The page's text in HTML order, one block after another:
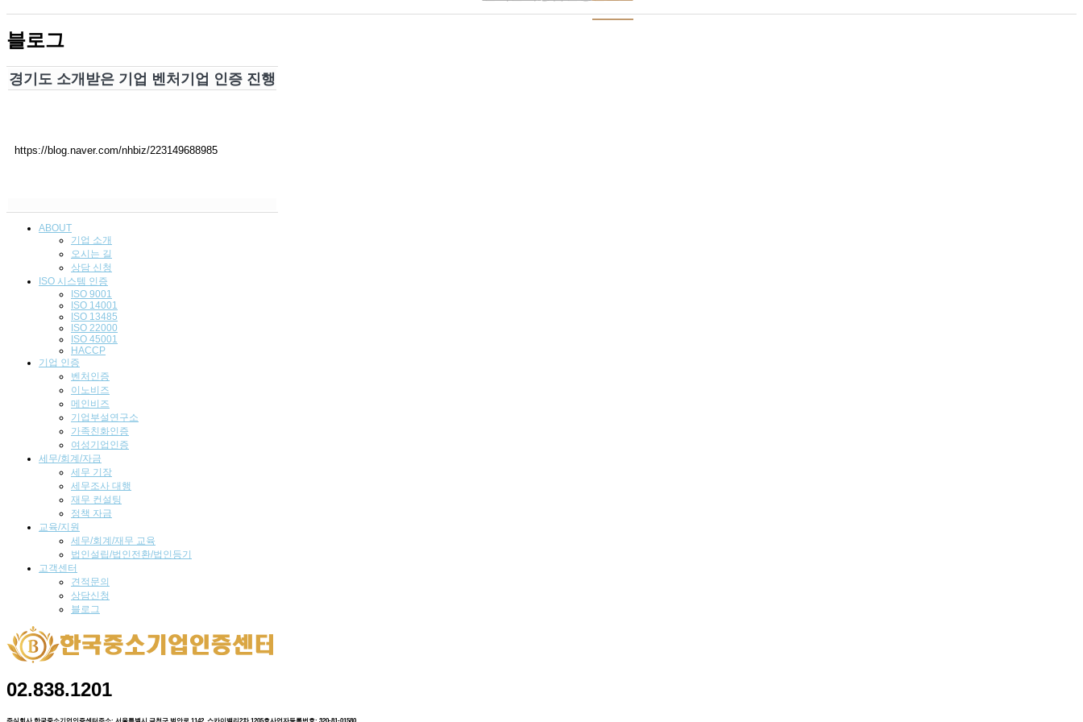
블로그
경기도 소개받은 기업 벤처기업 인증 진행
https://blog.naver.com/nhbiz/223149688985
ABOUT
기업 소개
오시는 길
상담 신청
ISO 시스템 인 증
ISO 9001
ISO 14001
ISO 13485
ISO 22000
ISO 45001
HACCP
기업 인증
벤처인증
이노비즈
메인비즈
기업부설연구소
가족친화인증
여성기업인증
세무/회계/자금
세무 기장
세무조사 대행
재무 컨설팅
정책 자금
교육/지원
세무/회계/재무 교육
법인설립/법인전환/법인등기
고객센터
견적문의
상담신청
블로그
02.838.1201
주식회사 한국중소기업인증센터주소: 서울특별시 금천구 범안로 1142, 스카이밸리2차 1205호사업자등록번호: 320-81-01580